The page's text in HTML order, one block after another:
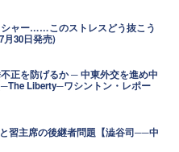
ャー……このストレスどう抜こう
月30日発売)
正を防げるか ─ 中東外交を進め中
Liberty─ワシントン・レポー
習主席の後継者問題【澁谷司──中